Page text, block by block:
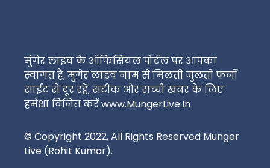
मुंगेर लाइव के ऑफिसियल पोर्टल पर आपका
स्वागत है, मुंगेर लाइव नाम से मिलती जुलती फर्जी
साईट से दूर रहें, सटीक और सच्ची खबर के लिए
हमेशा विजित करें www.MungerLive.In
© Copyright 2022, All Rights Reserved Munger
Live (Rohit Kumar).